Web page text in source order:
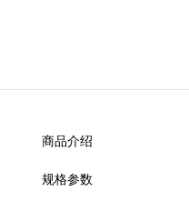
商品介绍
规格参数